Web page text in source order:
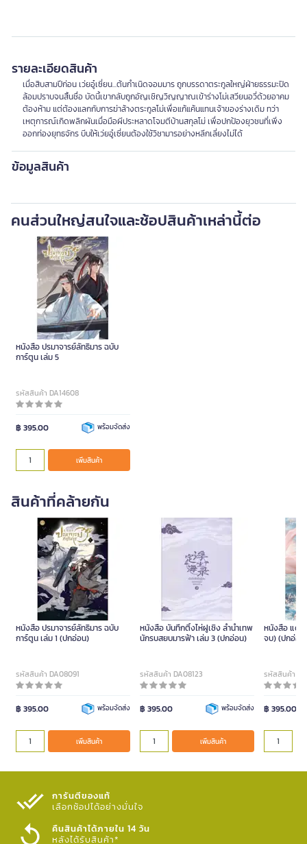
รายละเอียดสินค้า
เมื่อสิบสามปีก่อน เว่ยอู๋เซี่ยน...ต้นกำเนิดจอมมาร ถูกบรรดาตระกูลใหญ่ฝ่ายธรรมะปิด
ล้อมปราบจนสิ้นชื่อ บัดนี้เขากลับถูกอัญเชิญวิญญาณเข้าร่างโม่เสวียนอวี่ด้วยอาคม
ต้องห้าม แต่ต้องแลกกับการฆ่าล้างตระกูลโม่เพื่อแก้แค้นแทนเจ้าของร่างเดิม ทว่า
เหตุการณ์เกิดพลิกผันเมื่อมือผีประหลาดโจมตีบ้านสกุลโม่ เพื่อปกป้องยุวชนที่เพิ่ง
ออกท่องยุทธจักร บีบให้เว่ยอู๋เซี่ยนต้องใช้วิชามารอย่างหลีกเลี่ยงไม่ได้
ข้อมูลสินค้า
คนส่วนใหญ่สนใจและช้อปสินค้าเหล่านี้ต่อ
หนังสือ ปรมาจารย์ลัทธิมาร ฉบับ
การ์ตูน เล่ม 5
รหัสสินค้า DA14608
฿ 395.00 พร้อมจัดส่ง
เพิ่มสินค้า
สินค้าที่คล้ายกัน
หนังสือ ปรมาจารย์ลัทธิมาร ฉบับ
การ์ตูน เล่ม 1 (ปกอ่อน)
รหัสสินค้า DA08091
฿ 395.00 พร้อมจัดส่ง
เพิ่มสินค้า
หนังสือ บันทึกติ้งไห่ฝูเซิง ลำนำเทพ
นักรบสยบมารฟ้า เล่ม 3 (ปกอ่อน)
รหัสสินค้า DA08123
฿ 395.00 พร้อมจัดส่ง
เพิ่มสินค้า
หนังสือ แดช
จบ) (ปกอ่อน)
รหัสสินค้า
฿ 395.00
การันตีของแท้
เลือกช้อปได้อย่างมั่นใจ​
คืนสินค้าได้ภายใน 14 วัน
หลังได้รับสินค้า*